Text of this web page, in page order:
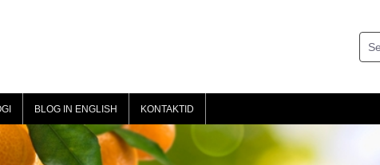
BLOG IN ENGLISH KONTAKTID